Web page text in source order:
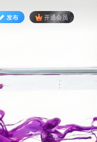
发布 开通会员